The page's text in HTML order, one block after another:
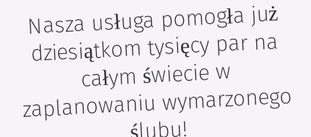
Nasza usługa pomogła już
dziesiątkom tysięcy par na
całym świecie w
zaplanowaniu wymarzonego
ślubu!